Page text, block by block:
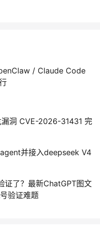
/ Claude Code
漏洞 CVE-2026-31431 完
并接入deepseek V4
证了？最新ChatGPT图文
验证难题